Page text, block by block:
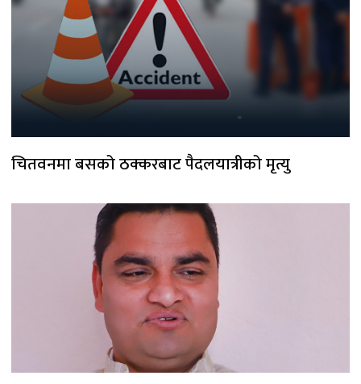
चितवनमा बसको ठक्करबाट पैदलयात्रीको मृत्यु